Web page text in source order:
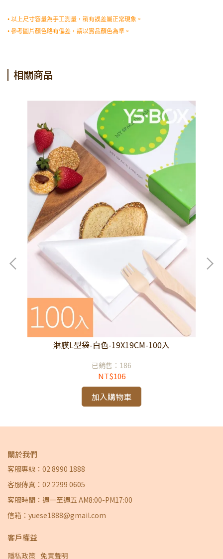
• 以上尺寸容量為手工測量，稍有誤差屬正常現象。
• 參考圖片顏色略有偏差，請以實品顏色為準。
相關商品
淋膜L型袋-白色-19X19CM-100入
已銷售：186
NT$106
加入購物車
關於我們
客服專線：02 8990 1888
客服傳真：02 2299 0605
客服時間：週一至週五 AM8:00-PM17:00
信箱：yuese1888@gmail.com
客戶權益
隱私政策 免責聲明